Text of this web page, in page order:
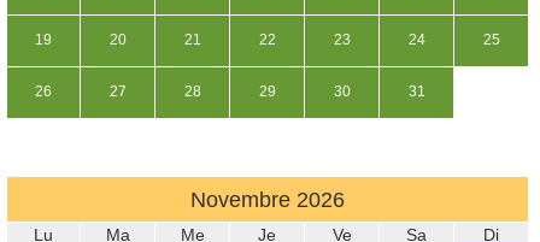
19 20 21 22 23 24 25
26 27 28 29 30 31
Novembre 2026
Lu Ma Me Je Ve Sa Di